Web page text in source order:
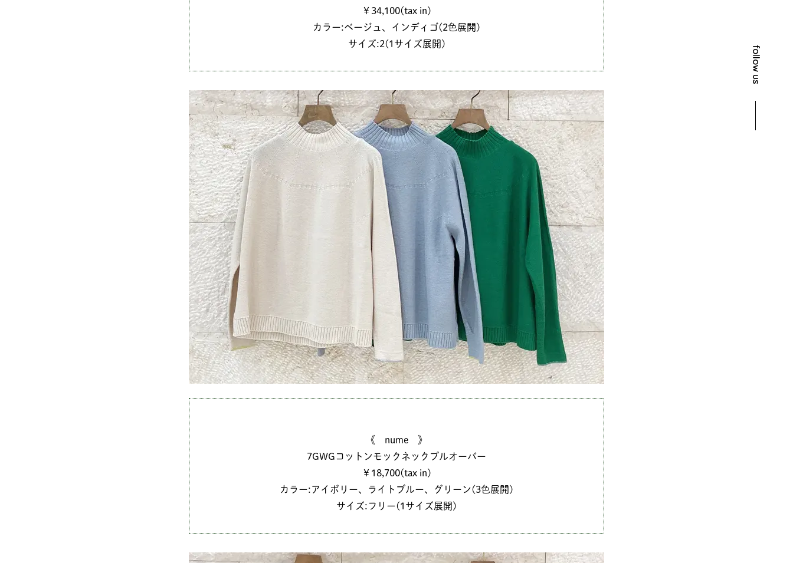
follow us
￥34,100(tax in)
カラー:ベージュ、インディゴ(2色展開)
サイズ:2(1サイズ展開)
《 nume 》
7GWGコットンモックネックプルオーバー
￥18,700(tax in)
カラー:アイボリー、ライトブルー、グリーン(3色展開)
サイズ:フリー(1サイズ展開)